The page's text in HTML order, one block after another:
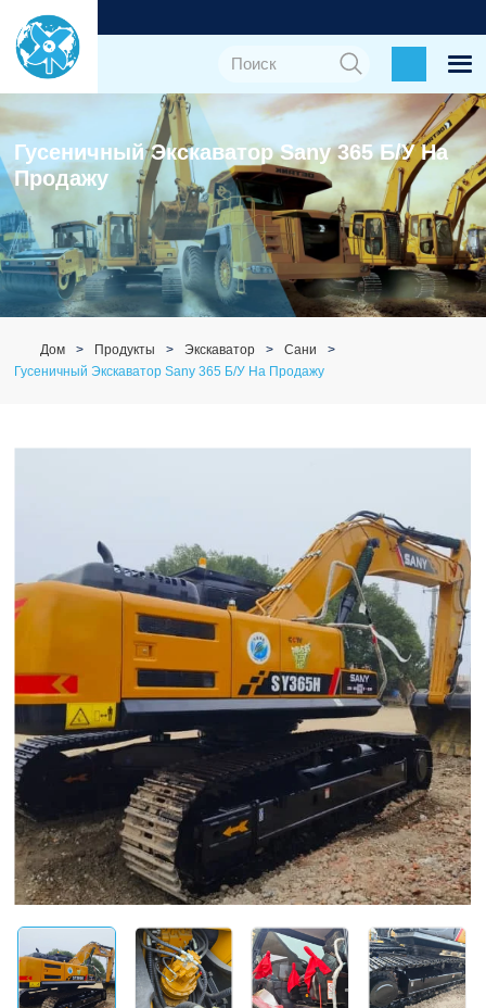
Гусеничный Экскаватор Sany 365 Б/у На
Продажу
Дом Продукты Экскаватор
Сани
Гусеничный Экскаватор Sany 365 Б/у На Продажу